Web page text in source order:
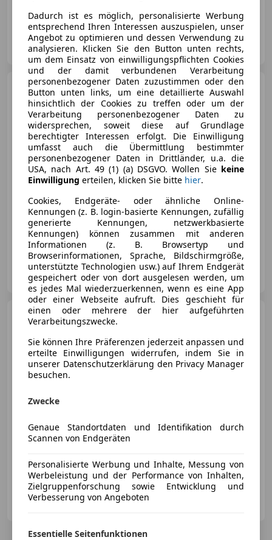
AutoHas.
AT-2601 Sollenau
Ford Fiesta Fiesta Courier C
1,3
€ 800
03/2005 205 440 km Benzin 44 kW (60 PS)
Privat
AT-1210 Wien 21., Floridsdorf
Ford Fiesta Trend, Winter
06/2017 70 000 km Benzin 59 kW (80 PS)
Autohaus Ried
AT-4793 St. Roman
Dadurch ist es möglich, personalisierte Werbung
entsprechend Ihren Interessen auszuspielen, unser
Angebot zu optimieren und dessen Verwendung zu
analysieren. Klicken Sie den Button unten rechts,
um dem Einsatz von einwilligungspflichten Cookies
und der damit verbundenen Verarbeitung
personenbezogener Daten zuzustimmen oder den
Button unten links, um eine detaillierte Auswahl
hinsichtlich der Cookies zu treffen oder um der
Verarbeitung personenbezogener Daten zu
widersprechen, soweit diese auf Grundlage
berechtigter Interessen erfolgt. Die Einwilligung
umfasst auch die Übermittlung bestimmter
personenbezogener Daten in Drittländer, u.a. die
USA, nach Art. 49 (1) (a) DSGVO. Wollen Sie keine
Einwilligung erteilen, klicken Sie bitte hier.
Cookies, Endgeräte- oder ähnliche Online-
Kennungen (z. B. login-basierte Kennungen, zufällig
generierte Kennungen, netzwerkbasierte
Kennungen) können zusammen mit anderen
Informationen (z. B. Browsertyp und
Browserinformationen, Sprache, Bildschirmgröße,
unterstützte Technologien usw.) auf Ihrem Endgerät
gespeichert oder von dort ausgelesen werden, um
es jedes Mal wiederzuerkennen, wenn es eine App
oder einer Webseite aufruft. Dies geschieht für
einen oder mehrere der hier aufgeführten
Verarbeitungszwecke.
Sie können Ihre Präferenzen jederzeit anpassen und
erteilte Einwilligungen widerrufen, indem Sie in
unserer Datenschutzerklärung den Privacy Manager
besuchen.
Zwecke
Genaue Standortdaten und Identifikation durch
Scannen von Endgeräten
Personalisierte Werbung und Inhalte, Messung von
Werbeleistung und der Performance von Inhalten,
Zielgruppenforschung sowie Entwicklung und
Verbesserung von Angeboten
Essentielle Seitenfunktionen